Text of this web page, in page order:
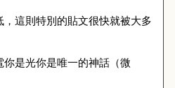
這則特別的貼文很快就被大多
你是光你是唯一的神話（微